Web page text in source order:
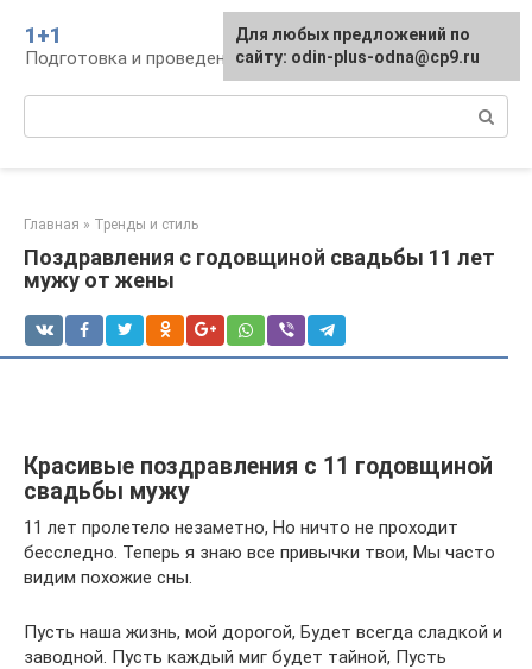
контенту
1+1
Подготовка и проведение свадьбы, традиции
Главная » Тренды и стиль
Поздравления с годовщиной свадьбы 11 лет
мужу от жены
Красивые поздравления с 11 годовщиной
свадьбы мужу
11 лет пролетело незаметно, Но ничто не проходит
бесследно. Теперь я знаю все привычки твои, Мы часто
видим похожие сны.
Пусть наша жизнь, мой дорогой, Будет всегда сладкой и
заводной. Пусть каждый миг будет тайной, Пусть
Для любых предложений по
сайту: odin-plus-odna@cp9.ru